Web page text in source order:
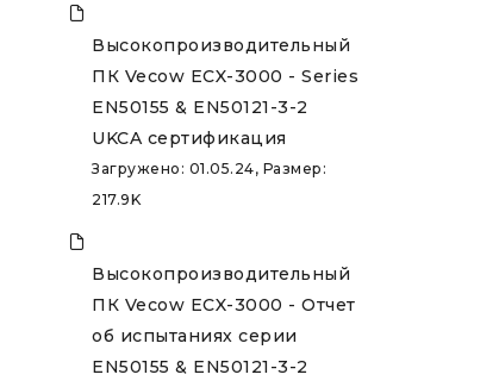
Высокопроизводительный
ПК Vecow ECX-3000 - Series
EN50155 & EN50121-3-2
UKCA сертификация
Загружено: 01.05.24, Размер:
217.9K
Высокопроизводительный
ПК Vecow ECX-3000 - Отчет
об испытаниях серии
EN50155 & EN50121-3-2